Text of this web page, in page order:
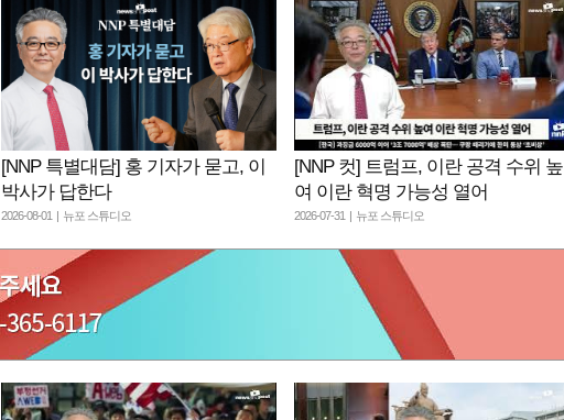
[NNP 특별대담] 홍 기자가 묻고, 이
박사가 답한다
2026-08-01 | 뉴포 스튜디오
[NNP 컷] 트럼프, 이란 공격 수위 높
여 이란 혁명 가능성 열어
2026-07-31 | 뉴포 스튜디오